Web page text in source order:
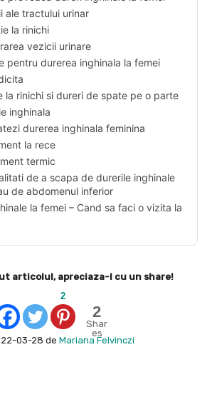
ale tractului urinar
la rinichi
vezicii urinare
pentru durerea inghinala la femei
la rinichi si dureri de spate pe o parte
inghinala
durerea inghinala feminina
la rece
termic
de a scapa de durerile inghinale
de abdomenul inferior
la femei – Cand sa faci o vizita la
articolul, apreciaza-l cu un share!
2
2
Shar
es
03-28 de Mariana Felvinczi